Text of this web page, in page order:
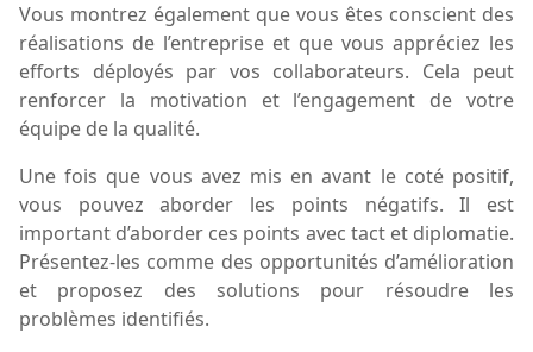
Vous montrez également que vous êtes conscient des
réalisations de l’entreprise et que vous appréciez les
efforts déployés par vos collaborateurs. Cela peut
renforcer la motivation et l’engagement de votre
équipe de la qualité.
Une fois que vous avez mis en avant le coté positif,
vous pouvez aborder les points négatifs. Il est
important d’aborder ces points avec tact et diplomatie.
Présentez-les comme des opportunités d’amélioration
et proposez des solutions pour résoudre les
problèmes identifiés.